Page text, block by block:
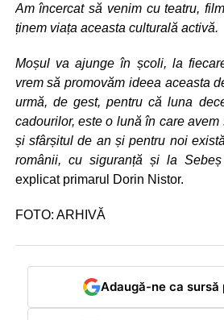
Am încercat să venim cu teatru,
ținem viața aceasta culturală activă.
Moșul va ajunge în școli, la
vrem să promovăm ideea aceasta
urmă, de gest, pentru că luna
cadourilor, este o lună în care
și sfârșitul de an și pentru noi
românii, cu siguranță și la Sebeș
explicat primarul Dorin Nistor.
FOTO: ARHIVĂ
Adaugă-ne ca sursă